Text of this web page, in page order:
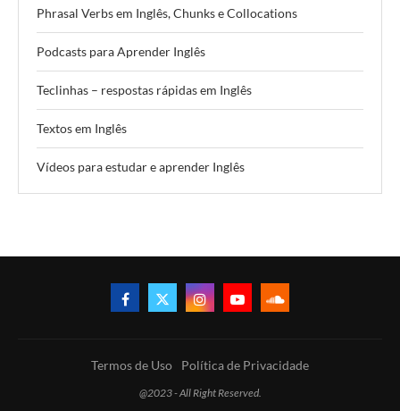
Phrasal Verbs em Inglês, Chunks e Collocations
Podcasts para Aprender Inglês
Teclinhas – respostas rápidas em Inglês
Textos em Inglês
Vídeos para estudar e aprender Inglês
Termos de Uso Política de Privacidade
@2023 - All Right Reserved.